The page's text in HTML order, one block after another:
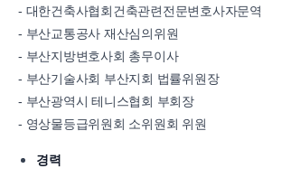
- 대한건축사협회건축관련전문변호사자문역
- 부산교통공사 재산심의위원
- 부산지방변호사회 총무이사
- 부산기술사회 부산지회 법률위원장
- 부산광역시 테니스협회 부회장
- 영상물등급위원회 소위원회 위원
경력